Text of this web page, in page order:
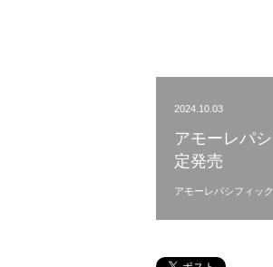
2024.10.03
アモーレパ
定発売
アモーレパシフィック